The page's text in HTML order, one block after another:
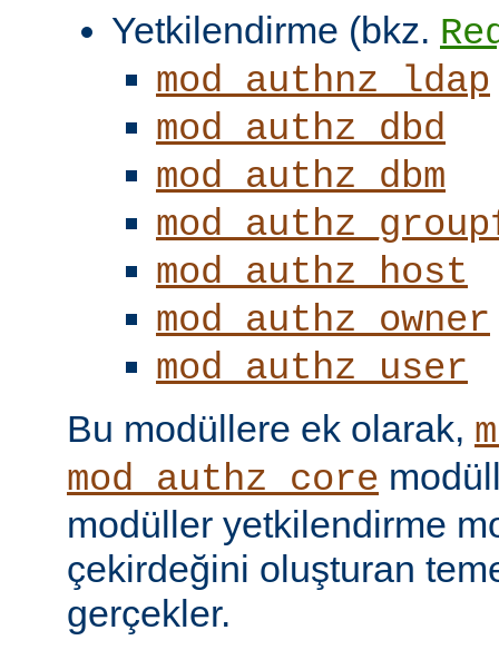
Yetkilendirme (bkz.
mod_authnz_ldap
mod_authz_dbd
mod_authz_dbm
mod_authz_host
mod_authz_owner
mod_authz_user
Bu modüllere ek olarak,
mod_authz_core
modüller yetkilendirme
çekirdeğini oluşturan
gerçekler.